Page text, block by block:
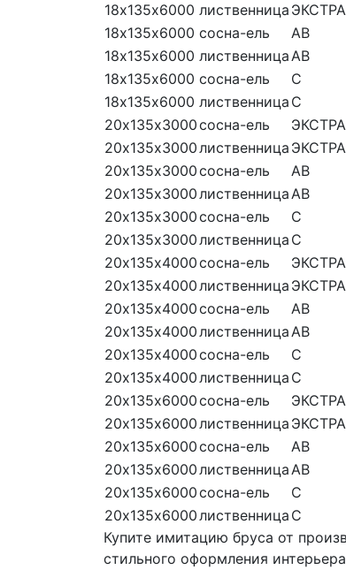
18х135х6000 лиственница ЭКСТРА
18х135х6000 сосна-ель АВ
18х135х6000 лиственницаАВ
18х135х6000 сосна-ель С
18х135х6000 лиственница С
20х135х3000сосна-ель ЭКСТРА
20х135х3000лиственница ЭКСТРА
20х135х3000сосна-ель АВ
20х135х3000лиственницаАВ
20х135х3000сосна-ель С
20х135х3000лиственница С
20х135х4000сосна-ель ЭКСТРА
20х135х4000лиственница ЭКСТРА
20х135х4000сосна-ель АВ
20х135х4000лиственницаАВ
20х135х4000сосна-ель С
20х135х4000лиственница С
20х135х6000сосна-ель ЭКСТРА
20х135х6000лиственница ЭКСТРА
20х135х6000сосна-ель АВ
20х135х6000лиственницаАВ
20х135х6000сосна-ель С
20х135х6000лиственница С
Купите имитацию бруса от
стильного оформления